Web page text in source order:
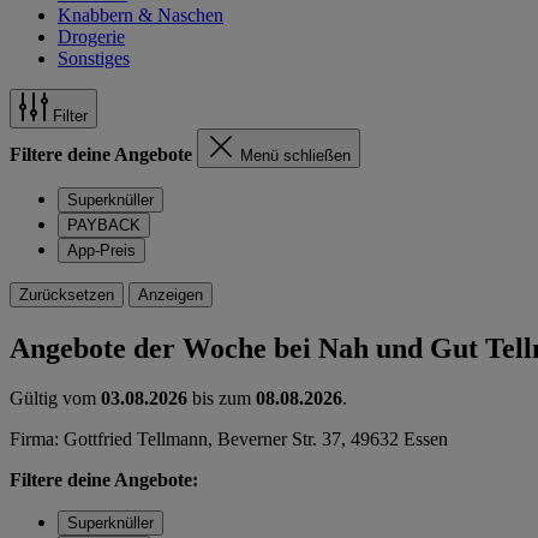
Knabbern & Naschen
Drogerie
Sonstiges
Filter
Filtere deine Angebote Menü schließen
Superknüller
PAYBACK
App-Preis
Zurücksetzen Anzeigen
Angebote der Woche bei Nah und Gut
Gültig vom 03.08.2026 bis zum 08.08.2026.
Firma: Gottfried Tellmann, Beverner Str. 37, 49632 Essen
Filtere deine Angebote:
Superknüller